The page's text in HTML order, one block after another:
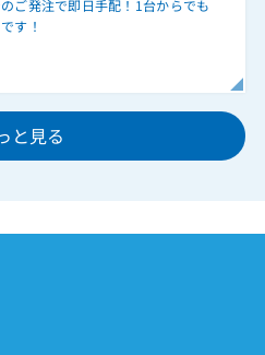
ご発注で即日手配！1台からでも
す！
と見る